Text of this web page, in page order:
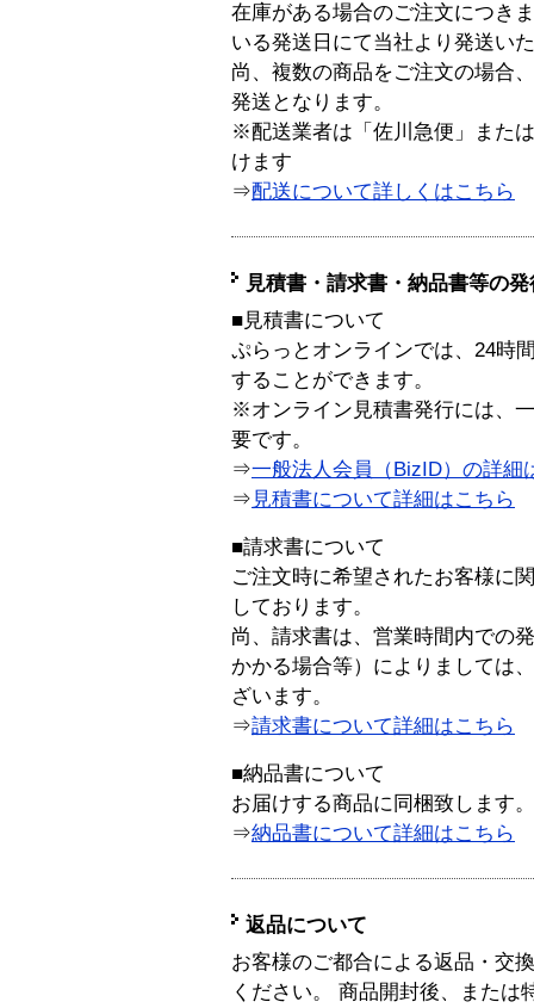
在庫がある場合のご注文につき
いる発送日にて当社より発送い
尚、複数の商品をご注文の場合
発送となります。
※配送業者は「佐川急便」また
けます
⇒配送について詳しくはこちら
見積書・請求書・納品書等の
■見積書について
ぷらっとオンラインでは、24時
することができます。
※オンライン見積書発行には、
要です。
⇒一般法人会員（BizID）の詳細
⇒ 見積書について詳細はこちら
■請求書について
ご注文時に希望されたお客様に
しております。
尚、請求書は、営業時間内での
かかる場合等）によりましては
ざいます。
⇒請求書について詳細はこちら
■納品書について
お届けする商品に同梱致します。
⇒納品書について詳細はこちら
返品について
お客様のご都合による返品・交
ください。 商品開封後、または